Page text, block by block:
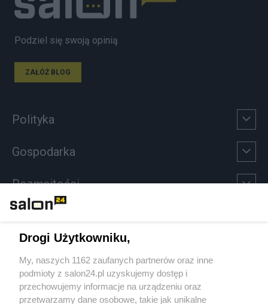
Podziel się swoją opinią
ZAŁÓŻ BLOG
Polityka
Gospodarka
Rozmaitości
Sport
Społeczeństwo
Drogi Użytkowniku,
My, naszych 1162 zaufanych partnerów oraz inne
podmioty z salon24.pl uzyskujemy dostęp i
przechowujemy informacje na urządzeniu oraz
przetwarzamy dane osobowe, takie jak unikalne